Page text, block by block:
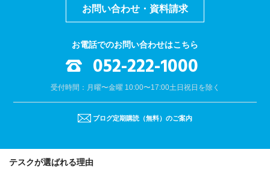
お問い合わせ・資料請求
お電話でのお問い合わせはこちら
052-222-1000
受付時間：月曜〜金曜 10:00〜17:00土日祝日を除く
ブログ定期購読（無料）のご案内
テスクが選ばれる理由